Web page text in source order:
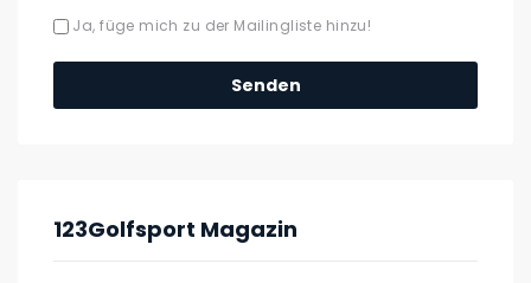
Ja, füge mich zu der Mailingliste hinzu!
123Golfsport Magazin